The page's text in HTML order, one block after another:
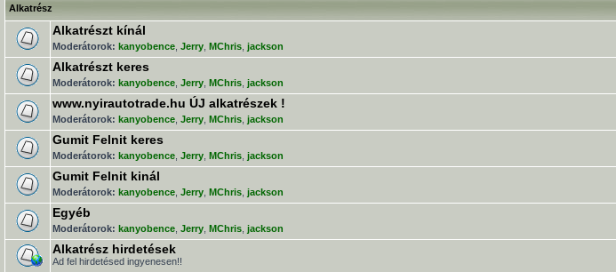
Alkatrész
Alkatrészt kínál
Moderátorok: kanyobence Jerry MChris jackson
Alkatrészt keres
Moderátorok: kanyobence Jerry MChris jackson
www.nyirautotrade.hu ÚJ alkatrészek !
Moderátorok: kanyobence Jerry MChris jackson
Gumit Felnit keres
Moderátorok: kanyobence Jerry MChris jackson
Gumit Felnit kinál
Moderátorok: kanyobence Jerry MChris jackson
Egyéb
Moderátorok: kanyobence Jerry MChris jackson
Alkatrész hirdetések
Ad fel hirdetésed ingyenesen!!